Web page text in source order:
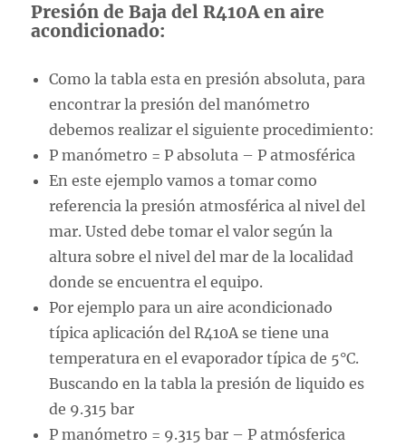
Presión de Baja del R410A en aire
acondicionado:
Como la tabla esta en presión absoluta, para
encontrar la presión del manómetro
debemos realizar el siguiente procedimiento:
P manómetro = P absoluta – P atmosférica
En este ejemplo vamos a tomar como
referencia la presión atmosférica al nivel del
mar. Usted debe tomar el valor según la
altura sobre el nivel del mar de la localidad
donde se encuentra el equipo.
Por ejemplo para un aire acondicionado
típica aplicación del R410A se tiene una
temperatura en el evaporador típica de 5°C.
Buscando en la tabla la presión de liquido es
de 9.315 bar
P manómetro = 9.315 bar – P atmósferica